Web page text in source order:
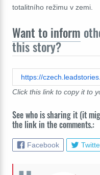
totalitního režimu v zemi.
Want to inform
this story?
Click this link to copy it to
See who is sharing it (it
the link in the comments.:
Facebook